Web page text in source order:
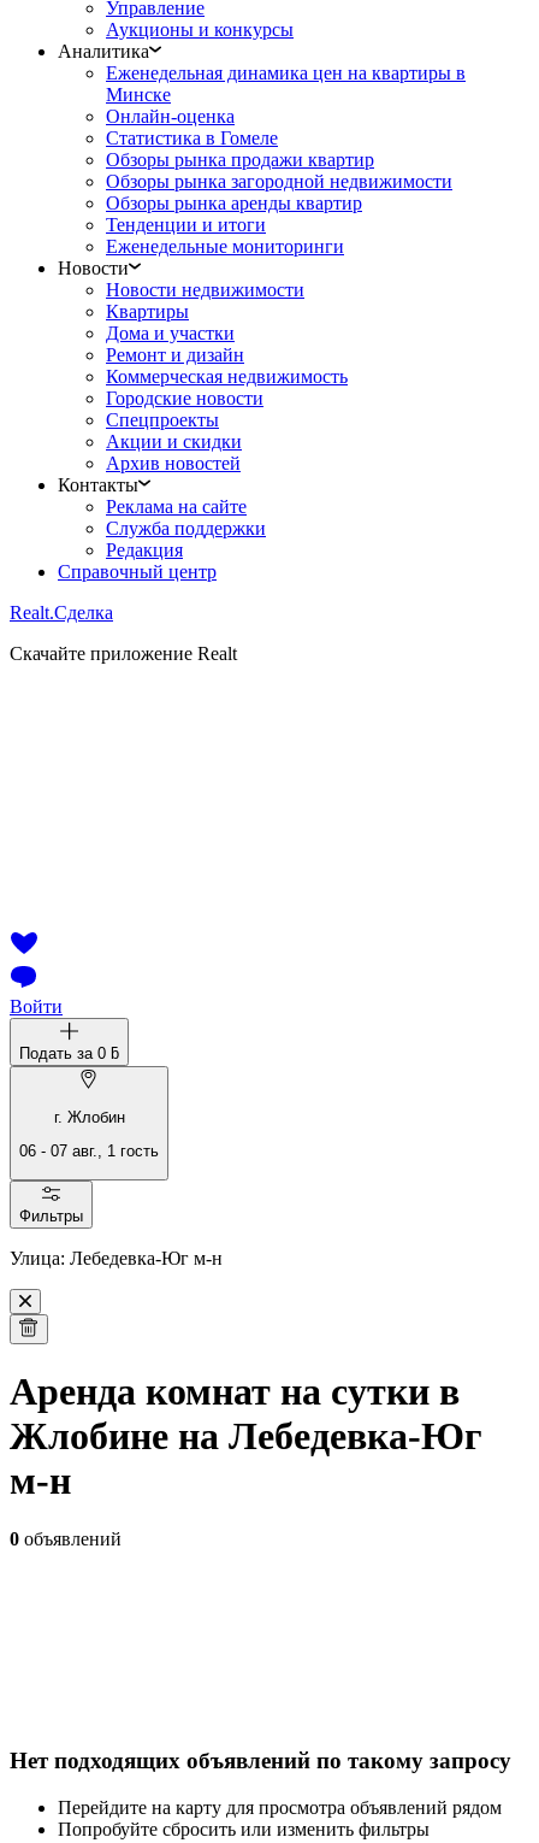
Управление
Аукционы и конкурсы
Аналитика
Еженедельная динамика цен на квартиры в
Минске
Онлайн-оценка
Статистика в Гомеле
Обзоры рынка продажи квартир
Обзоры рынка загородной недвижимости
Обзоры рынка аренды квартир
Тенденции и итоги
Еженедельные мониторинги
Новости
Новости недвижимости
Квартиры
Дома и участки
Ремонт и дизайн
Коммерческая недвижимость
Городские новости
Спецпроекты
Акции и скидки
Архив новостей
Контакты
Реклама на сайте
Служба поддержки
Редакция
Справочный центр
Realt.Сделка
Скачайте приложение Realt
Войти
Подать за 0 ƃ
г. Жлобин
06 - 07 авг., 1 гость
Фильтры
Улица: Лебедевка-Юг м-н
Аренда комнат на сутки в
Жлобине на Лебедевка-Юг
м-н
0 объявлений
Нет подходящих объявлений по такому запросу
Перейдите на карту для просмотра объявлений рядом
Попробуйте сбросить или изменить фильтры